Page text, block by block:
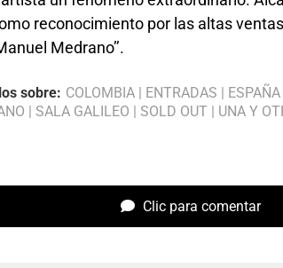
reconocimiento por las altas
Medrano’’.
sobre: COLOMBIA | ENTRADAS | ESPAÑA
| SALA GALILEO | SOLD OUT | UNA Y
Clic para comentar